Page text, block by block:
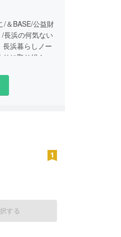
/＆BASE/公益財
長浜の何気ない
浜暮らしノー
に取り組んで
する